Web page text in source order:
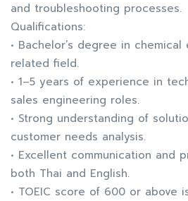
and troubleshooting processes.
Qualifications:
• Bachelor’s degree in
related field.
• 1–5 years of experience in
sales engineering roles.
• Strong understanding of
customer needs analysis.
• Excellent communication and
both Thai and English.
• TOEIC score of 600 or above